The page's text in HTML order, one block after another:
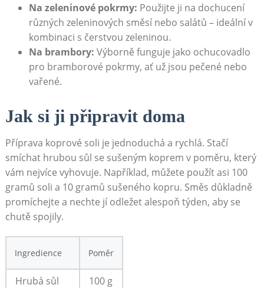
Na⁣ zeleninové pokrmy: Použijte ​ji na ‍dochucení
různých zeleninových směsí nebo salátů – ideální​ v
kombinaci ⁤s čerstvou zeleninou.
Na brambory: Výborně funguje ⁣jako ochucovadlo
⁤pro ‍bramborové pokrmy, ať​ už jsou pečené nebo
⁤vařené.
Jak ⁣si ji připravit⁤ doma
Příprava koprové soli​ je⁣ jednoduchá a rychlá.⁢ Stačí
smíchat hrubou sůl‍ se sušeným koprem ⁣v poměru,‌ který
⁢vám nejvíce vyhovuje. Například, ‍můžete použít asi 100
gramů ⁤soli a 10 gramů sušeného kopru. Směs ‌důkladně
⁤promíchejte a nechte jí odležet alespoň‌ týden, aby se
chutě ​spojily.
Ingredience Poměr
Hrubá sůl
100 g